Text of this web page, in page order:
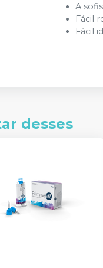
A
Fácil
Fácil
desses